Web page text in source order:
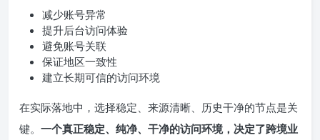
减少账号异常
提升后台访问体验
避免账号关联
保证地区一致性
建立长期可信的访问环境
在实际落地中，选择稳定、来源清晰、历史干净的节点是关
键。 一个真正稳定、纯净、干净的访问环境，决定了跨境业